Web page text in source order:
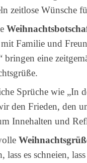
zeitlose Wünsche
Familie und
bringen eine
Sprüche wie „In
den Frieden, den
Innehalten und
lass es schneien,